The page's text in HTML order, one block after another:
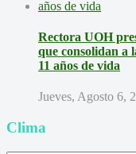
Rectora UOH
que consolidan a
11 años de vida
Jueves, Agosto 6,
Clima